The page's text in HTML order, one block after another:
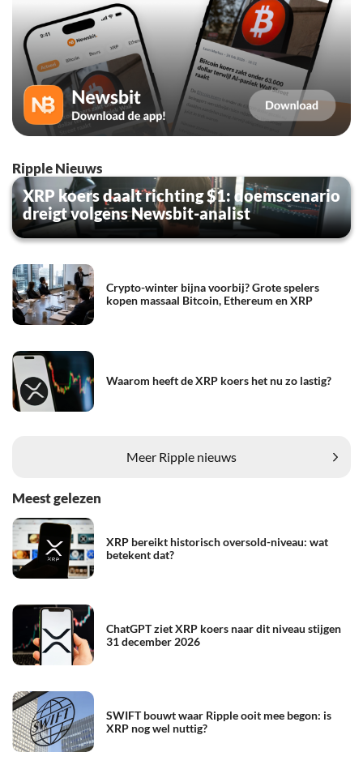
Ripple Nieuws
XRP koers daalt richting $1: doemscenario
dreigt volgens Newsbit-analist
Crypto-winter bijna voorbij? Grote spelers
kopen massaal Bitcoin, Ethereum en XRP
Waarom heeft de XRP koers het nu zo lastig?
Meer Ripple nieuws
Meest gelezen
XRP bereikt historisch oversold-niveau: wat
betekent dat?
ChatGPT ziet XRP koers naar dit niveau stijgen
31 december 2026
SWIFT bouwt waar Ripple ooit mee begon: is
XRP nog wel nuttig?